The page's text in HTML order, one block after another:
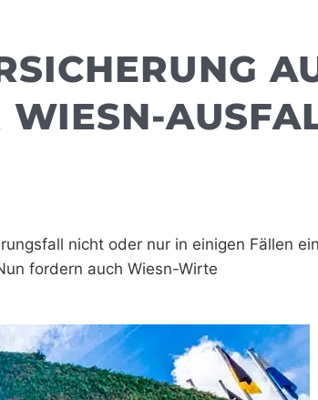
nicht oder nur in einigen Fällen
fordern auch Wiesn-Wirte